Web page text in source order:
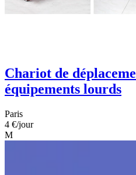
Chariot de
équipements lourds
Paris
4 €/jour
M